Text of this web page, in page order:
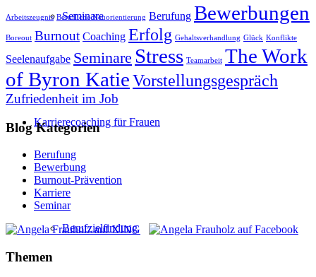
Seminare
Karrierecoaching für Frauen
Berufzielfindung
Arbeitszeugnis Berufliche Neuorientierung Berufung Bewerbungen
Boreout Burnout Coaching Erfolg Gehaltsverhandlung Glück Konflikte
Seelenaufgabe Seminare Stress Teamarbeit The Work
of Byron KatieVorstellungsgespräch
Zufriedenheit im Job
Blog Kategorien
Berufung
Bewerbung
Burnout-Prävention
Karriere
Seminar
Themen